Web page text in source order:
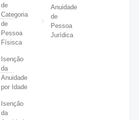
de
Categoria
de
Pessoa
Físisca
Isenção
da
Anuidade
por Idade
Isenção
da
Anuidade
de
Pessoa
Jurídica